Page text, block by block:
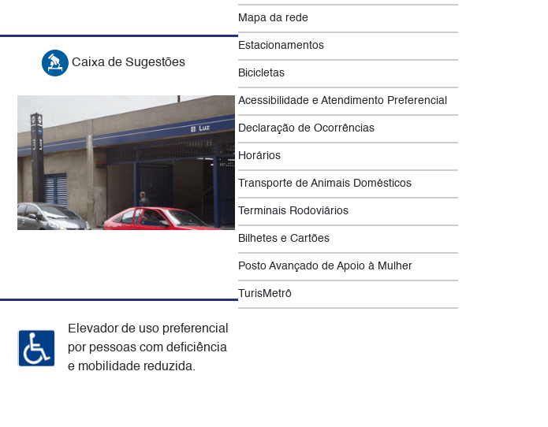
Caixa de Sugestões
Elevador de uso preferencial
por pessoas com deficiência
e mobilidade reduzida.
Mapa da rede
Estacionamentos
Bicicletas
Acessibilidade e Atendimento Preferencial
Declaração de Ocorrências
Horários
Transporte de Animais Domésticos
Terminais Rodoviários
Bilhetes e Cartões
Posto Avançado de Apoio à Mulher
TurisMetrô